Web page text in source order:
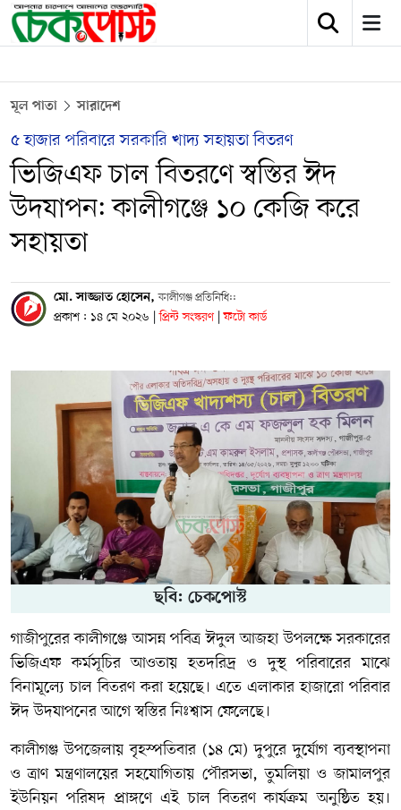
মূল পাতা সারাদেশ
৫ হাজার পরিবারে সরকারি খাদ্য সহায়তা বিতরণ
ভিজিএফ চাল বিতরণে স্বস্তির ঈদ
উদযাপন: কালীগঞ্জে ১০ কেজি করে
সহায়তা
মো. সাজ্জাত হোসেন,কালীগঞ্জ প্রতিনিধি::
প্রকাশ : ১৪ মে ২০২৬ | প্রিন্ট সংস্করণ | ফটো কার্ড
ছবি: চেকপোস্ট
গাজীপুরের কালীগঞ্জে আসন্ন পবিত্র ঈদুল আজহা উপলক্ষে সরকারের
ভিজিএফ কর্মসূচির আওতায় হতদরিদ্র ও দুস্থ পরিবারের মাঝে
বিনামূল্যে চাল বিতরণ করা হয়েছে। এতে এলাকার হাজারো পরিবার
ঈদ উদযাপনের আগে স্বস্তির নিঃশ্বাস ফেলেছে।
কালীগঞ্জ উপজেলায় বৃহস্পতিবার (১৪ মে) দুপুরে দুর্যোগ ব্যবস্থাপনা
ও ত্রাণ মন্ত্রণালয়ের সহযোগিতায় পৌরসভা, তুমলিয়া ও জামালপুর
ইউনিয়ন পরিষদ প্রাঙ্গণে এই চাল বিতরণ কার্যক্রম অনুষ্ঠিত হয়।